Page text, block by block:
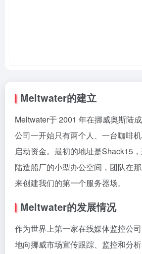
Meltwater的建立
Meltwater于 2001 年在挪威奥斯陆
公司一开始只有两个人、一台咖啡
启动资金。最初的地址是Shack15
陆造船厂的小型办公空间，团队在
来创建我们的第一个服务器场。
Meltwater的发展情况
作为世界上第一家在线媒体监控公
地向挪威市场宣传跟踪、监控和分析